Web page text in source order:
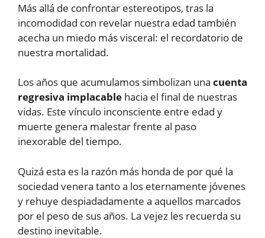
Más allá de confrontar estereotipos, tras la
incomodidad con revelar nuestra edad también
acecha un miedo más visceral: el recordatorio de
nuestra mortalidad.
Los años que acumulamos simbolizan una cuenta
regresiva implacable hacia el final de nuestras
vidas. Este vínculo inconsciente entre edad y
muerte genera malestar frente al paso
inexorable del tiempo.
Quizá esta es la razón más honda de por qué la
sociedad venera tanto a los eternamente jóvenes
y rehuye despiadadamente a aquellos marcados
por el peso de sus años. La vejez les recuerda su
destino inevitable.